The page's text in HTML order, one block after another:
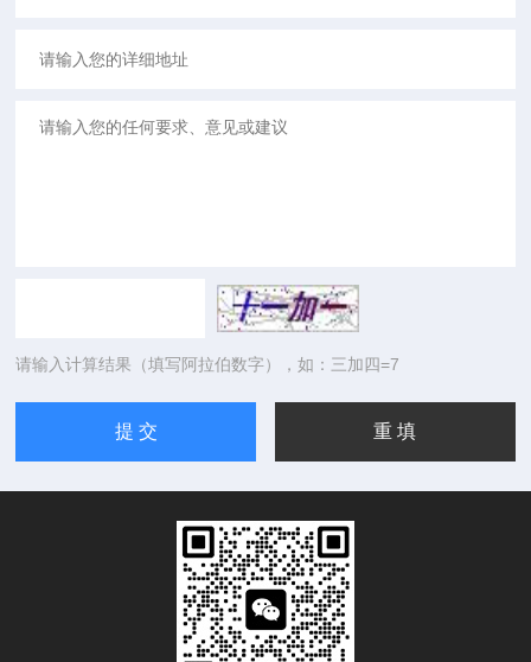
请输入计算结果（填写阿拉伯数字），如：三加四=7